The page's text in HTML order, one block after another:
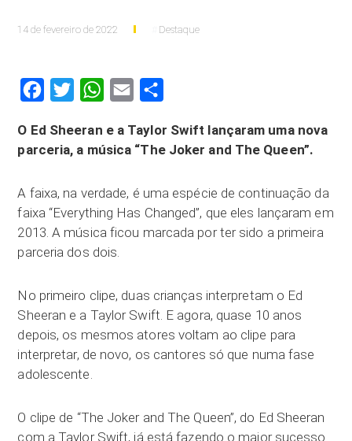
14 de fevereiro de 2022 Destaque
FacebookTwitter WhatsApp
Email
O Ed Sheeran e a Taylor Swift lançaram uma nova
parceria, a música “The Joker and The Queen”.
A faixa, na verdade, é uma espécie de continuação da
faixa “Everything Has Changed”, que eles lançaram em
2013. A música ficou marcada por ter sido a primeira
parceria dos dois.
No primeiro clipe, duas crianças interpretam o Ed
Sheeran e a Taylor Swift. E agora, quase 10 anos
depois, os mesmos atores voltam ao clipe para
interpretar, de novo, os cantores só que numa fase
adolescente.
O clipe de “The Joker and The Queen”, do Ed Sheeran
com a Taylor Swift, já está fazendo o maior sucesso